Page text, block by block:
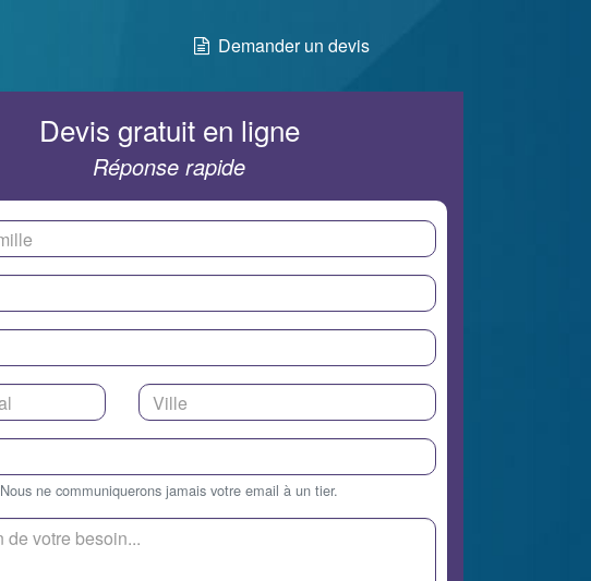
Demander un devis
Devis gratuit en ligne
Réponse rapide
Nous ne communiquerons jamais votre email à un tier.